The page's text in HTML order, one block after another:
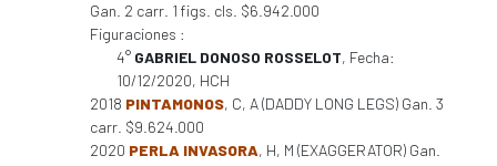
Gan. 2 carr. 1 figs. cls. $6.942.000
Figuraciones :
4° GABRIEL DONOSO ROSSELOT, Fecha:
10/12/2020, HCH
2018 PINTAMONOS, C, A (DADDY LONG LEGS) Gan. 3
carr. $9.624.000
2020 PERLA INVASORA, H, M (EXAGGERATOR) Gan.